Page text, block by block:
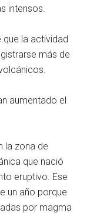
intensos.
que la actividad
más de
aumentado el
la zona de
que nació
eruptivo. Ese
un año porque
por magma